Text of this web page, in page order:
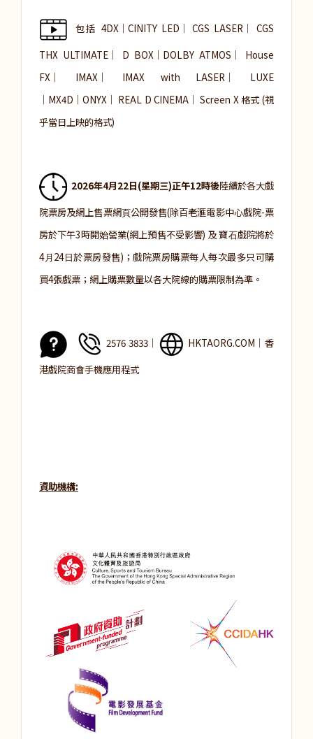
包括 4DX│ CINITY LED│CGS LASER│ CGS
THX ULTIMATE│ D BOX│DOLBY ATMOS│ House
FX│ IMAX│ IMAX with LASER│ LUXE
│MX4D│ONYX│ REAL D CINEMA│ Screen X 格式 (視
乎當日上映的格式)
2026年4月22日(星期三)正午12時後陸續於各⼤戲
院票房及網上售票網⾴公開發售(除百老滙電影中心戲院-票
房於下午3時開始營業(網上預售不受影響) 及 寶⽯戲院將於
4⽉24⽇於票房發售)；戲院票房購票每⼈每次最多只可購
買4張戲票；網上購票數量以各⼤院線的購票限制為準。
2576 3833│ HKTAORG.COM│香
港戲院商會手機應用程式
資助機構: